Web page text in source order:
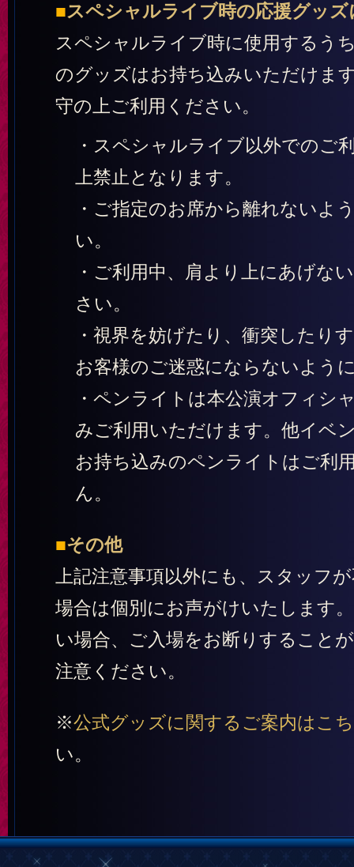
■スペシャルライブ時の応援グッ
スペシャルライブ時に使用するう
のグッズはお持ち込みいただけま
守の上ご利用ください。
・スペシャルライブ以外でのご
上禁止となります。
・ご指定のお席から離れないよ
い。
・ご利用中、肩より上にあげな
さい。
・視界を妨げたり、衝突したり
お客様のご迷惑にならないよう
・ペンライトは本公演オフィシ
みご利用いただけます。他イベ
お持ち込みのペンライトはご利
ん。
■その他
上記注意事項以外にも、スタッフ
場合は個別にお声がけいたします
い場合、ご入場をお断りすること
注意ください。
※公式グッズに関するご案内はこ
い。